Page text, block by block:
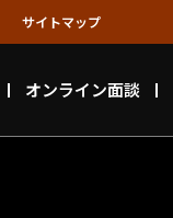
サイトマップ
オンライン面談